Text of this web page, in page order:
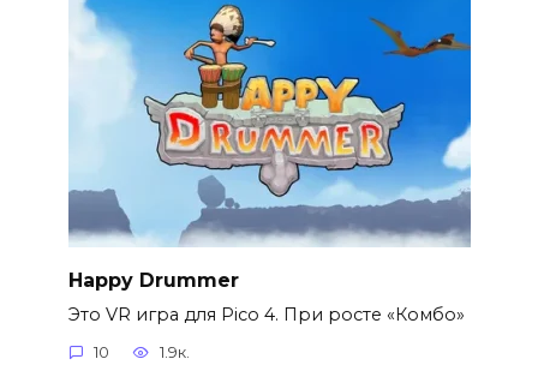
Happy Drummer
Это VR игра для Pico 4. При росте «Комбо»
10 1.9к.